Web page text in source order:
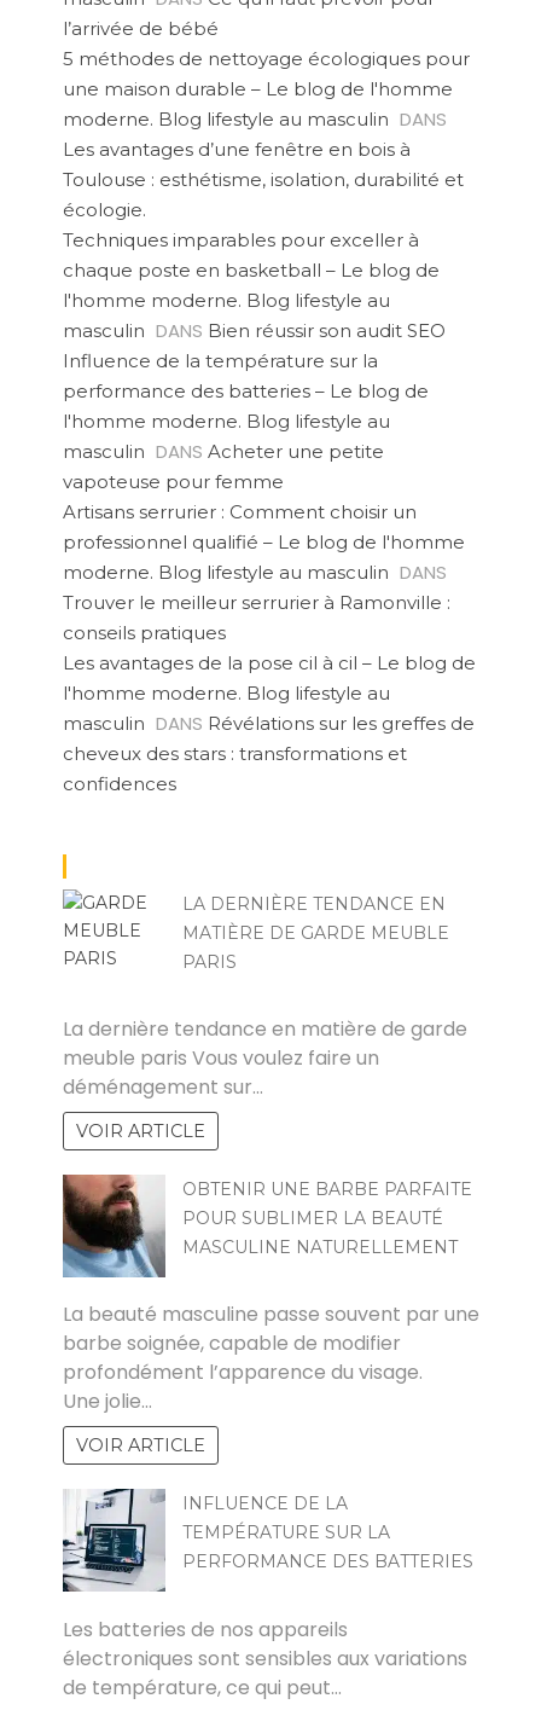
l’arrivée de bébé
5 méthodes de nettoyage écologiques pour
une maison durable – Le blog de l'homme
moderne. Blog lifestyle au masculin DANS
Les avantages d’une fenêtre en bois à
Toulouse : esthétisme, isolation, durabilité et
écologie.
Techniques imparables pour exceller à
chaque poste en basketball – Le blog de
l'homme moderne. Blog lifestyle au
masculin DANS Bien réussir son audit SEO
Influence de la température sur la
performance des batteries – Le blog de
l'homme moderne. Blog lifestyle au
masculin DANS Acheter une petite
vapoteuse pour femme
Artisans serrurier : Comment choisir un
professionnel qualifié – Le blog de l'homme
moderne. Blog lifestyle au masculin DANS
Trouver le meilleur serrurier à Ramonville :
conseils pratiques
Les avantages de la pose cil à cil – Le blog de
l'homme moderne. Blog lifestyle au
masculin DANS Révélations sur les greffes de
cheveux des stars : transformations et
confidences
LA DERNIÈRE TENDANCE EN
MATIÈRE DE GARDE MEUBLE
PARIS
La dernière tendance en matière de garde
meuble paris Vous voulez faire un
déménagement sur…
VOIR ARTICLE
OBTENIR UNE BARBE PARFAITE
POUR SUBLIMER LA BEAUTÉ
MASCULINE NATURELLEMENT
La beauté masculine passe souvent par une
barbe soignée, capable de modifier
profondément l’apparence du visage.
Une jolie…
VOIR ARTICLE
INFLUENCE DE LA
TEMPÉRATURE SUR LA
PERFORMANCE DES BATTERIES
Les batteries de nos appareils
électroniques sont sensibles aux variations
de température, ce qui peut…